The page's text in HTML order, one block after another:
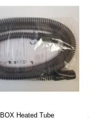
Heated Tube